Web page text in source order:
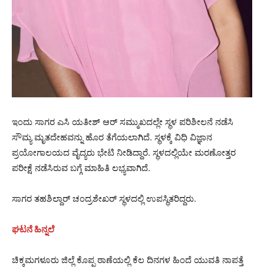
ಇಂದು ಸಾಗರ ಎಸಿ ಯತೀಶ್ ಆರ್ ಸಮ್ಮುಖದಲ್ಲೇ ಸ್ಥಳ ಪರಿಶೀಲನೆ ನಡೆಸಿ
ಸೌಮ್ಯ ಮೃತದೇಹವನ್ನು ಹೊರ ತೆಗೆಯಲಾಗಿದೆ. ಸ್ಥಳಕ್ಕೆ ವಿಧಿ ವಿಜ್ಞಾನ
ಪ್ರಯೋಗಾಲಯದ ವೈದ್ಯರು ಭೇಟಿ ನೀಡಿದ್ದಾರೆ. ಸ್ಥಳದಲ್ಲಿಯೇ ಮರಣೋತ್ತರ
ಪರೀಕ್ಷೆ ನಡೆಸಿರುವ ಬಗ್ಗೆ ಮಾಹಿತಿ ಲಭ್ಯವಾಗಿದೆ.
ಸಾಗರ ತಹಶಿಲ್ದಾರ್ ಚಂದ್ರಶೇಖರ್ ಸ್ಥಳದಲ್ಲಿ ಉಪಸ್ಥಿತರಿದ್ದರು.
ಘಟನೆ ಹಿನ್ನಲೆ
ಚಿಕ್ಕಮಗಳೂರು ಜಿಲ್ಲೆ ಕೊಪ್ಪ ಠಾಣೆಯಲ್ಲಿ ಕೆಲ ದಿನಗಳ ಹಿಂದೆ ಯುವತಿ ನಾಪತ್ತೆ